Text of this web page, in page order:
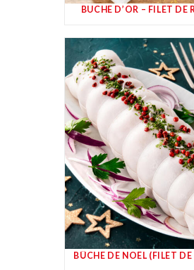
BUCHE D’OR – FILET DE
BÛCHE DE NOËL (FILET